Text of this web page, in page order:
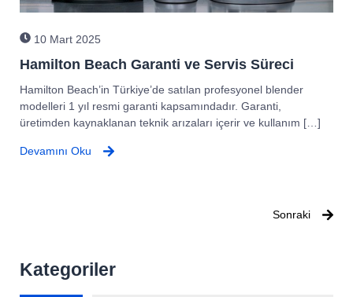
10 Mart 2025
Hamilton Beach Garanti ve Servis Süreci
Hamilton Beach’in Türkiye’de satılan profesyonel blender
modelleri 1 yıl resmi garanti kapsamındadır. Garanti,
üretimden kaynaklanan teknik arızaları içerir ve kullanım […]
Devamını Oku
Sonraki
Kategoriler